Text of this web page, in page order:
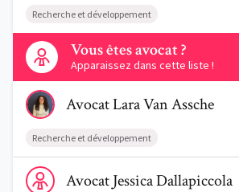
Recherche et développement
Vous êtes avocat ?
Apparaissez dans cette liste !
Contactez-nous
Voir le profil de AvocatLara Van Assche
AvocatLaraVan Assche
Recherche et développement
Voir le profil de AvocatJessica Dallapiccola
AvocatJessicaDallapiccola